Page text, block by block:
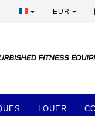
Plus de 28 ans
EUR
LOUER